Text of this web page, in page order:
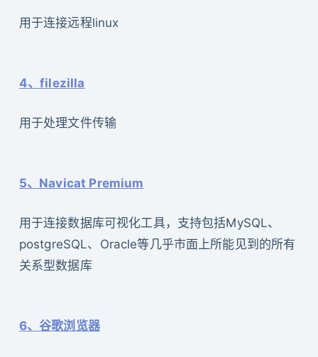
用于连接远程linux
4、filezilla
用于处理文件传输
5、Navicat Premium
用于连接数据库可视化工具，支持包括MySQL、
postgreSQL、Oracle等几乎市面上所能见到的所有
关系型数据库
6、谷歌浏览器